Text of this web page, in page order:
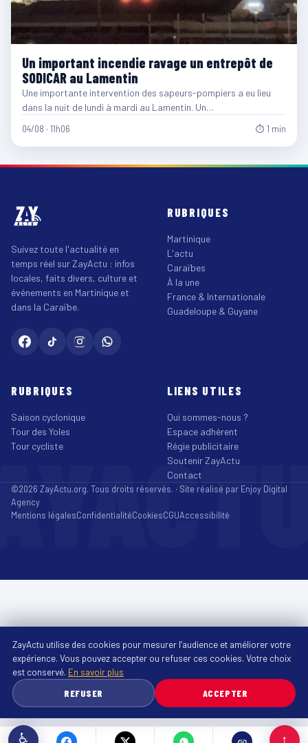
Un important incendie ravage un entrepôt de
SODICAR au Lamentin
Une importante intervention des sapeurs-pompiers a eu lieu
dans la nuit de lundi à mardi au Lamentin. Un…
04/08 · 11h06 ⏱ 1 min
Suivez toute l'actualité en
temps réel sur ZayActu : infos
locales, faits divers, culture et
événements en Martinique et
dans la Caraïbe.
RUBRIQUES
Martinique
L'actu
Caraïbes
À la une
France & Internationale
Guadeloupe & Guyane
RUBRIQUES
Saison cyclonique
Tour des Yoles
Tour cycliste
LIENS UTILES
Qui sommes-nous ?
Espace adhérent
Régie publicitaire
Soutenir ZayActu
Contact
©2026 ZayActu.org. Tous droits réservés. · Site réalisé par Enjoy Digital
Agency
Mentions légalesConfidentialitéCookiesCGUAccessibilité
♿ ↑
ZayActu utilise des cookies pour mesurer l’audience et améliorer votre
expérience. Vous pouvez accepter ou refuser ces cookies. Votre choix
est conservé. En savoir plus
REFUSER
ACCEPTER